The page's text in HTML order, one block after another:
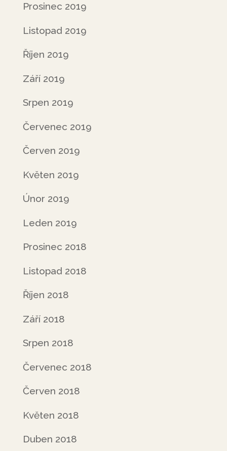
Prosinec 2019
Listopad 2019
Říjen 2019
Září 2019
Srpen 2019
Červenec 2019
Červen 2019
Květen 2019
Únor 2019
Leden 2019
Prosinec 2018
Listopad 2018
Říjen 2018
Září 2018
Srpen 2018
Červenec 2018
Červen 2018
Květen 2018
Duben 2018